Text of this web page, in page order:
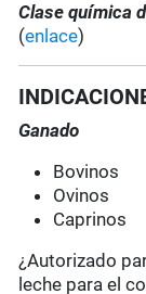
Clase química
(enlace)
Ganado
Bovinos
Ovinos
Caprinos
¿Autorizado
leche para el